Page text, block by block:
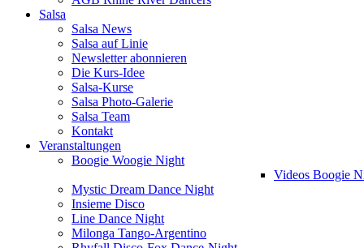
Salsa
Salsa News
Salsa auf Linie
Newsletter abonnieren
Die Kurs-Idee
Salsa-Kurse
Salsa Photo-Galerie
Salsa Team
Kontakt
Veranstaltungen
Boogie Woogie Night
Videos Boogie
Mystic Dream Dance Night
Insieme Disco
Line Dance Night
Milonga Tango-Argentino